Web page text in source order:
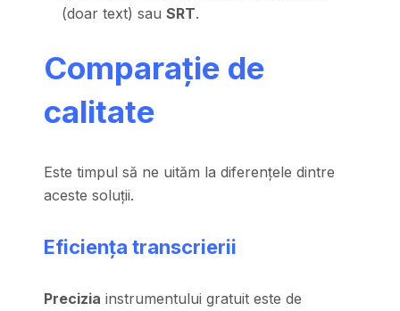
(doar text) sauSRT.
Comparație de
calitate
Este timpul să ne uităm la diferențele dintre
aceste soluții.
Eficiența transcrierii
Precizia instrumentului gratuit este de